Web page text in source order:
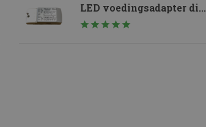
LED voedingsadapter di...